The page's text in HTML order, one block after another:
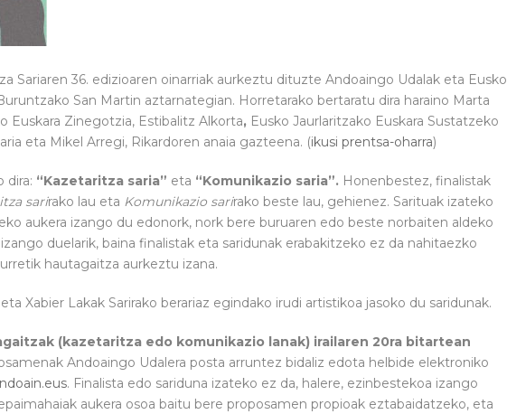
Sariaren 36. edizioaren oinarriak aurkeztu dituzte Andoaingo Udalak eta Eusko
San Martin aztarnategian. Horretarako bertaratu dira haraino Marta
Euskara Zinegotzia, Estibalitz Alkorta, Eusko Jaurlaritzako Euskara Sustatzeko
eta Mikel Arregi, Rikardoren anaia gazteena. (ikusi prentsa-oharra)
dira: “Kazetaritza saria” eta “Komunikazio saria”. Honenbestez, finalistak
sarirako lau eta Komunikazio sarirako beste lau, gehienez. Sarituak izateko
aukera izango du edonork, nork bere buruaren edo beste norbaiten aldeko
duelarik, baina finalistak eta saridunak erabakitzeko ez da nahitaezko
hautagaitza aurkeztu izana.
Xabier Lakak Sarirako berariaz egindako irudi artistikoa jasoko du saridunak.
(kazetaritza edo komunikazio lanak) irailaren 20ra bitartean
Andoaingo Udalera posta arruntez bidaliz edota helbide elektroniko
. Finalista edo sariduna izateko ez da, halere, ezinbestekoa izango
aukera osoa baitu bere proposamen propioak eztabaidatzeko, eta